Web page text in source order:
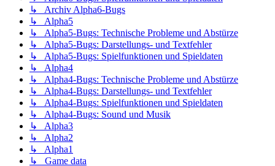
↳ Archiv Alpha6-Bugs
↳ Alpha5
↳ Alpha5-Bugs: Technische Probleme und Abstürze
↳ Alpha5-Bugs: Darstellungs- und Textfehler
↳ Alpha5-Bugs: Spielfunktionen und Spieldaten
↳ Alpha4
↳ Alpha4-Bugs: Technische Probleme und Abstürze
↳ Alpha4-Bugs: Darstellungs- und Textfehler
↳ Alpha4-Bugs: Spielfunktionen und Spieldaten
↳ Alpha4-Bugs: Sound und Musik
↳ Alpha3
↳ Alpha2
↳ Alpha1
↳ Game data